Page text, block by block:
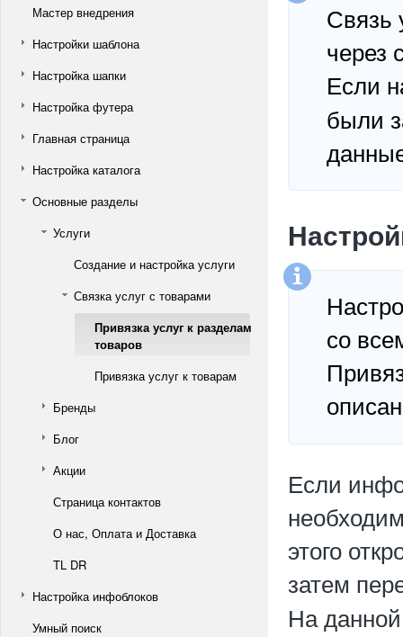
Мастер внедрения
Настройки шаблона
Настройка шапки
Настройка футера
Главная страница
Настройка каталога
Основные разделы
Услуги
Создание и настройка услуги
Связка услуг с товарами
Привязка услуг к разделам
товаров
Привязка услуг к товарам
Бренды
Блог
Акции
Страница контактов
О нас, Оплата и Доставка
TL DR
Настройка инфоблоков
Умный поиск
Связь
через
Если
были
со
Если
этого
затем
На